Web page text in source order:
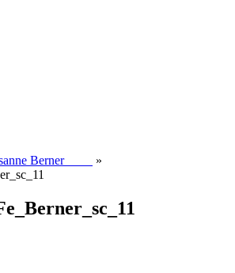
Berner
»